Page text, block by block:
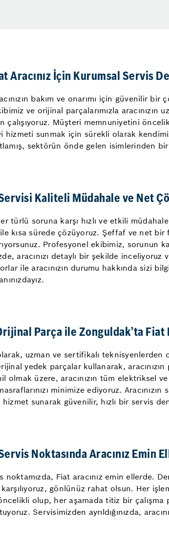
Aracınız İçin Kurumsal Servis
bakım ve onarımı için güvenilir
ve orijinal parçalarımızla
çalışıyoruz. Müşteri memnuniyetini
hizmeti sunmak için sürekli olarak
sektörün önde gelen isimlerinden
Kaliteli Müdahale ve Net
her türlü soruna karşı hızlı ve etkili
kısa sürede çözüyoruz. Şeffaf ve net
Profesyonel ekibimiz, sorunun
aracınızı detaylı bir şekilde
ile aracınızın durumu hakkında sizi
Parça ile Zonguldak’ta Fiat
uzman ve sertifikalı teknisyenlerden
yedek parçalar kullanarak,
olmak üzere, aracınızın tüm elektriksel
minimize ediyoruz.
sunarak güvenilir, hızlı bir servis
Noktasında Aracınız Emin
Fiat aracınız emin ellerde.
karşılıyoruz, gönlünüz rahat olsun. Her
olup, her aşamada titiz bir
Servisimizden ayrıldığınızda,